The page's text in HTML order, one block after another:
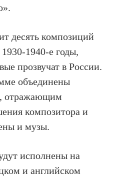
десять композиций
1940-е годы,
прозвучат в России.
объединены
отражающим
композитора и
и музы.
исполнены на
и английском